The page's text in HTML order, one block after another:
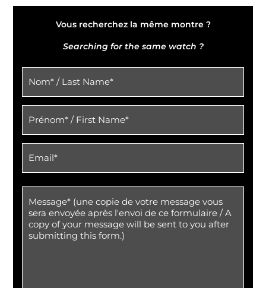
Vous recherchez la même montre ?
Searching for the same watch ?